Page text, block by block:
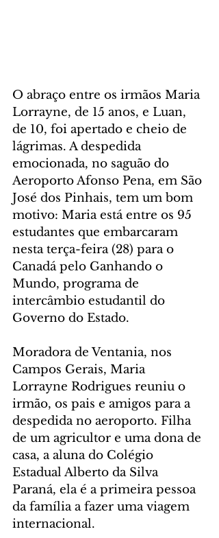
O abraço entre os irmãos Maria
Lorrayne, de 15 anos, e Luan,
de 10, foi apertado e cheio de
lágrimas. A despedida
emocionada, no saguão do
Aeroporto Afonso Pena, em São
José dos Pinhais, tem um bom
motivo: Maria está entre os 95
estudantes que embarcaram
nesta terça-feira (28) para o
Canadá pelo Ganhando o
Mundo, programa de
intercâmbio estudantil do
Governo do Estado.
Moradora de Ventania, nos
Campos Gerais, Maria
Lorrayne Rodrigues reuniu o
irmão, os pais e amigos para a
despedida no aeroporto. Filha
de um agricultor e uma dona de
casa, a aluna do Colégio
Estadual Alberto da Silva
Paraná, ela é a primeira pessoa
da família a fazer uma viagem
internacional.